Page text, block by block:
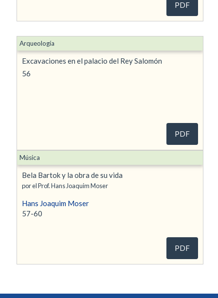
PDF
Excavaciones en el palacio del Rey Salomón
56
Arqueología
PDF
Bela Bartok y la obra de su vida
por el Prof. Hans Joaquim Moser
Hans Joaquim Moser
57-60
Música
PDF